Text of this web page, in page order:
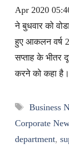
Apr 2020
ने बुधवार को
हुए आकलन वर्ष
सप्ताह के भीतर
करने को कहा
Tags
Business
Corporate
department,